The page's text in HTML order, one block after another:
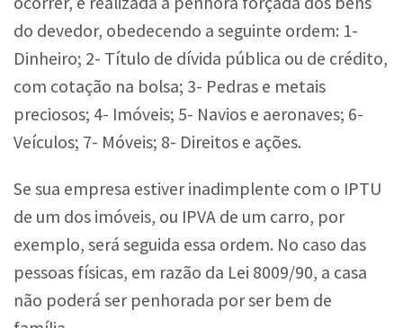
do devedor, obedecendo a seguinte ordem: 1-
Dinheiro; 2- Título de dívida pública ou de crédito,
com cotação na bolsa; 3- Pedras e metais
preciosos; 4- Imóveis; 5- Navios e aeronaves; 6-
Veículos; 7- Móveis; 8- Direitos e ações.
Se sua empresa estiver inadimplente com o IPTU
de um dos imóveis, ou IPVA de um carro, por
exemplo, será seguida essa ordem. No caso das
pessoas físicas, em razão da Lei 8009/90, a casa
não poderá ser penhorada por ser bem de